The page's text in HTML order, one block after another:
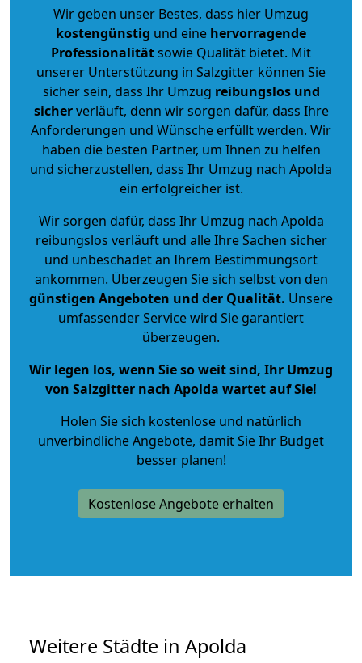
Wir geben unser Bestes, dass hier Umzug
kostengünstig und eine hervorragende
Professionalitätsowie Qualität bietet. Mit
unserer Unterstützung in Salzgitter können Sie
sicher sein, dass Ihr Umzug reibungslos und
sicherverläuft, denn wir sorgen dafür, dass Ihre
Anforderungen und Wünsche erfüllt werden. Wir
haben die besten Partner, um Ihnen zu helfen
und sicherzustellen, dass Ihr Umzug nach Apolda
ein erfolgreicher ist.
Wir sorgen dafür, dass Ihr Umzug nach Apolda
reibungslos verläuft und alle Ihre Sachen sicher
und unbeschadet an Ihrem Bestimmungsort
ankommen. Überzeugen Sie sich selbst von den
günstigen Angeboten und der Qualität. Unsere
umfassender Service wird Sie garantiert
überzeugen.
Wir legen los, wenn Sie so weit sind, Ihr Umzug
von Salzgitter nach Apolda wartet auf Sie!
Holen Sie sich kostenlose und natürlich
unverbindliche Angebote, damit Sie Ihr Budget
besser planen!
Kostenlose Angebote erhalten
Weitere Städte in Apolda